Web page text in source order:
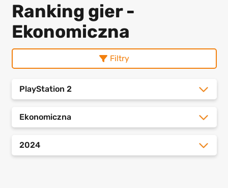
Ranking gier -
Ekonomiczna
Filtry
PlayStation 2
Ekonomiczna
2024